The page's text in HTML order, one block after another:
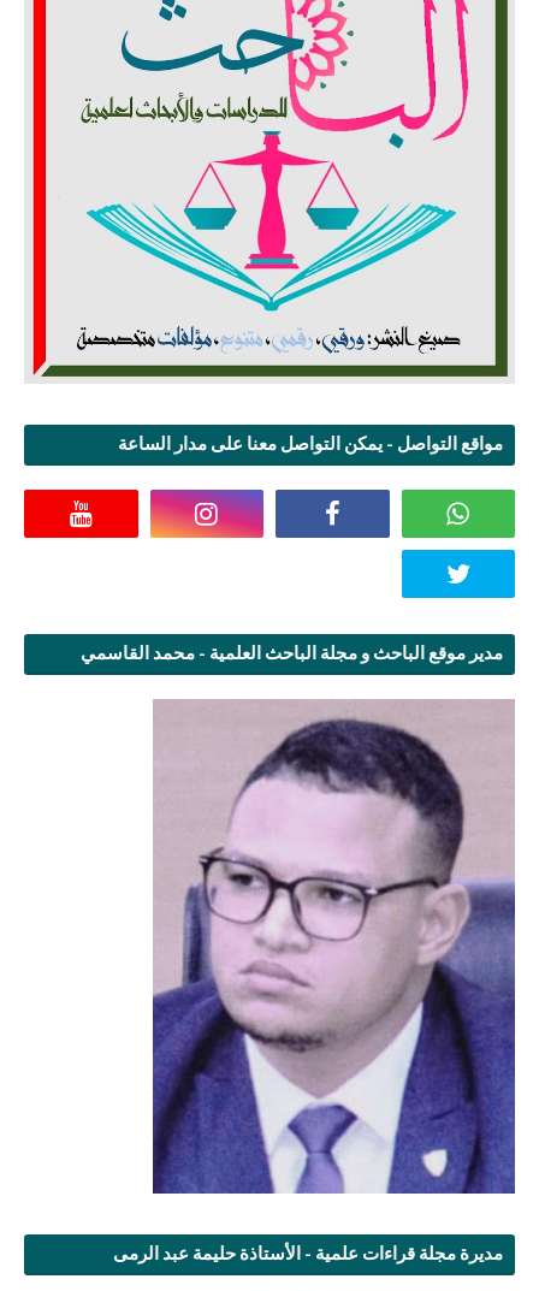
مواقع التواصل - يمكن التواصل معنا على مدار الساعة
مدير موقع الباحث و مجلة الباحث العلمية - محمد القاسمي
مديرة مجلة قراءات علمية - الأستاذة حليمة عبد الرمى